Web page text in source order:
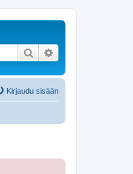
Etsi
Kirjaudu sisään